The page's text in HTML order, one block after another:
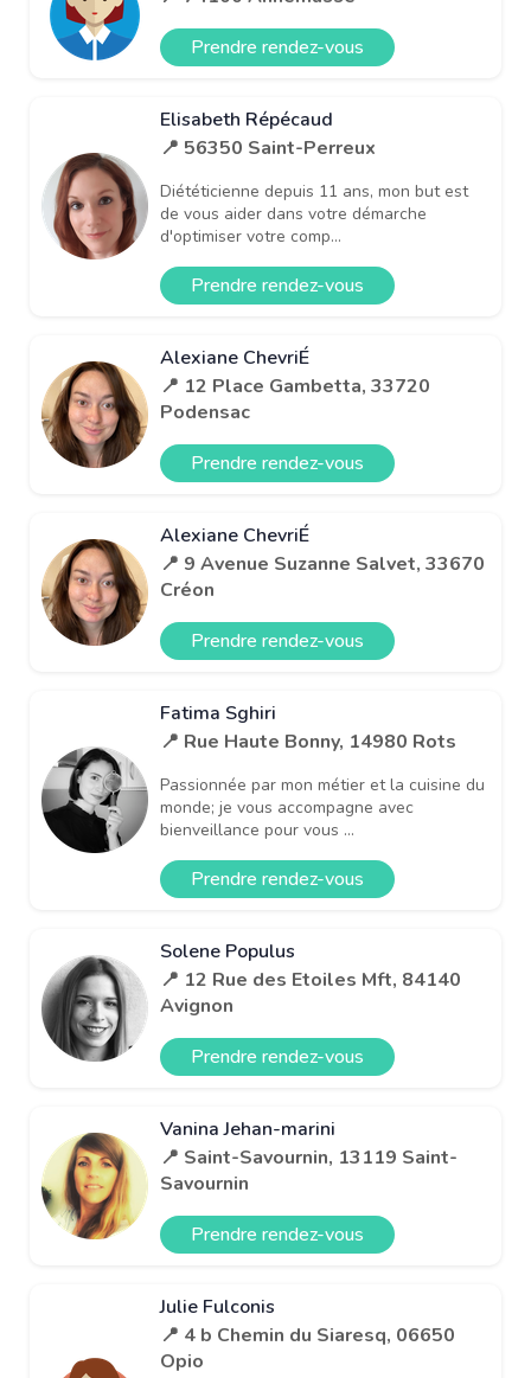
Prendre rendez-vous
Elisabeth Répécaud
📍 56350 Saint-Perreux
Diététicienne depuis 11 ans, mon but est
de vous aider dans votre démarche
d'optimiser votre comp...
Prendre rendez-vous
Alexiane ChevriÉ
📍 12 Place Gambetta, 33720
Podensac
Prendre rendez-vous
Alexiane ChevriÉ
📍 9 Avenue Suzanne Salvet, 33670
Créon
Prendre rendez-vous
Fatima Sghiri
📍 Rue Haute Bonny, 14980 Rots
Passionnée par mon métier et la cuisine du
monde; je vous accompagne avec
bienveillance pour vous ...
Prendre rendez-vous
Solene Populus
📍 12 Rue des Etoiles Mft, 84140
Avignon
Prendre rendez-vous
Vanina Jehan-marini
📍 Saint-Savournin, 13119 Saint-
Savournin
Prendre rendez-vous
Julie Fulconis
📍 4 b Chemin du Siaresq, 06650
Opio